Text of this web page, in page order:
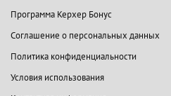
Программа Керхер Бонус
Соглашение о персональных данных
Политика конфиденциальности
Условия использования